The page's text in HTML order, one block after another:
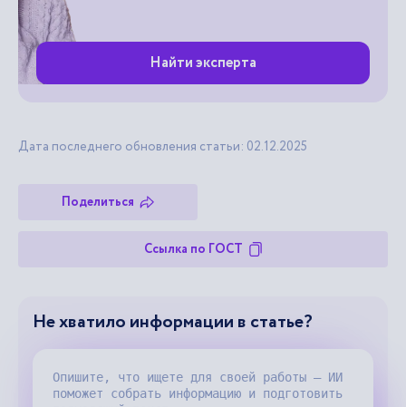
Найти эксперта
Дата последнего обновления статьи: 02.12.2025
Поделиться
Ссылка по ГОСТ
Не хватило информации в статье?